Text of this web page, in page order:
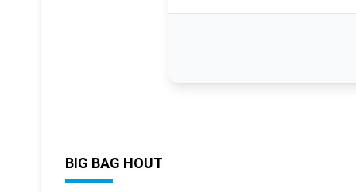
BIG BAG HOUT